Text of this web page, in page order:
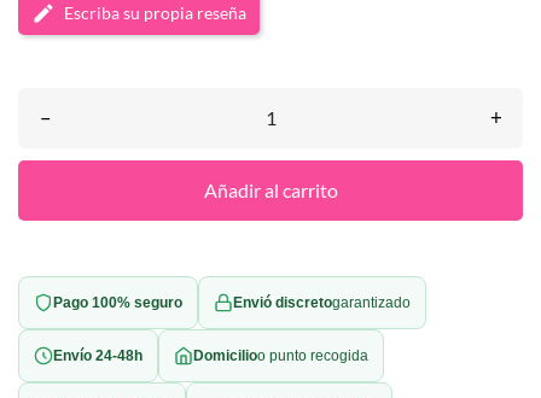
Escriba su propia reseña
– +
Añadir al carrito
Pago 100% seguro Envió discretogarantizado
Envío 24-48h Domicilioo punto recogida